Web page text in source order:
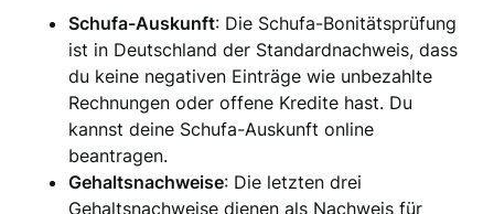
Schufa-Auskunft: Die Schufa-Bonitätsprüfung
ist in Deutschland der Standardnachweis, dass
du keine negativen Einträge wie unbezahlte
Rechnungen oder offene Kredite hast. Du
kannst deine Schufa-Auskunft online
beantragen.
Gehaltsnachweise: Die letzten drei
Gehaltsnachweise dienen als Nachweis für